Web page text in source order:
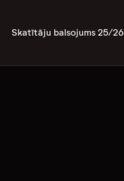
Skatītāju balsojums 25/26